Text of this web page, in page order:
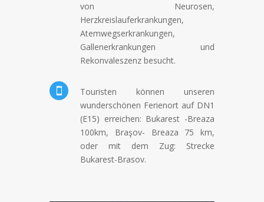
von Neurosen,
Herzkreislauferkrankungen,
Atemwegserkrankungen,
Gallenerkrankungen und
Rekonvaleszenz besucht.

Touristen können unseren
wunderschönen Ferienort auf DN1
(E15) erreichen: Bukarest -Breaza
100km, Braşov- Breaza 75 km,
oder mit dem Zug: Strecke
Bukarest-Brasov.